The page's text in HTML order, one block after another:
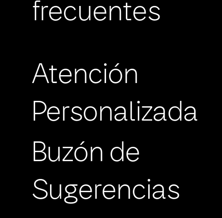
frecuentes
Atención
Personalizada
Buzón de
Sugerencias